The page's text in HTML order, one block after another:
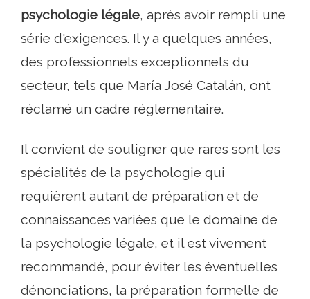
psychologie légale, après avoir rempli une
série d'exigences. Il y a quelques années,
des professionnels exceptionnels du
secteur, tels que María José Catalán, ont
réclamé un cadre réglementaire.
Il convient de souligner que rares sont les
spécialités de la psychologie qui
requièrent autant de préparation et de
connaissances variées que le domaine de
la psychologie légale, et il est vivement
recommandé, pour éviter les éventuelles
dénonciations, la préparation formelle de